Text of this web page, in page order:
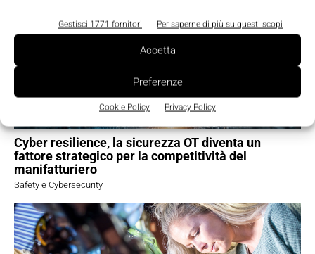
Gestisci 1771 fornitori Per saperne di più su questi scopi
Accetta
Preferenze
Cookie Policy Privacy Policy
Cyber resilience, la sicurezza OT diventa un
fattore strategico per la competitività del
manifatturiero
Safety e Cybersecurity